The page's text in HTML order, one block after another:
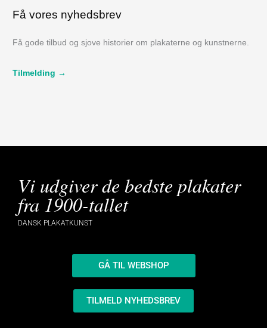
Få vores nyhedsbrev
Få gode tilbud og sjove historier om plakaterne og kunstnerne.
Tilmelding →
Vi udgiver de bedste plakater
fra 1900-tallet
DANSK PLAKATKUNST
GÅ TIL WEBSHOP
TILMELD NYHEDSBREV